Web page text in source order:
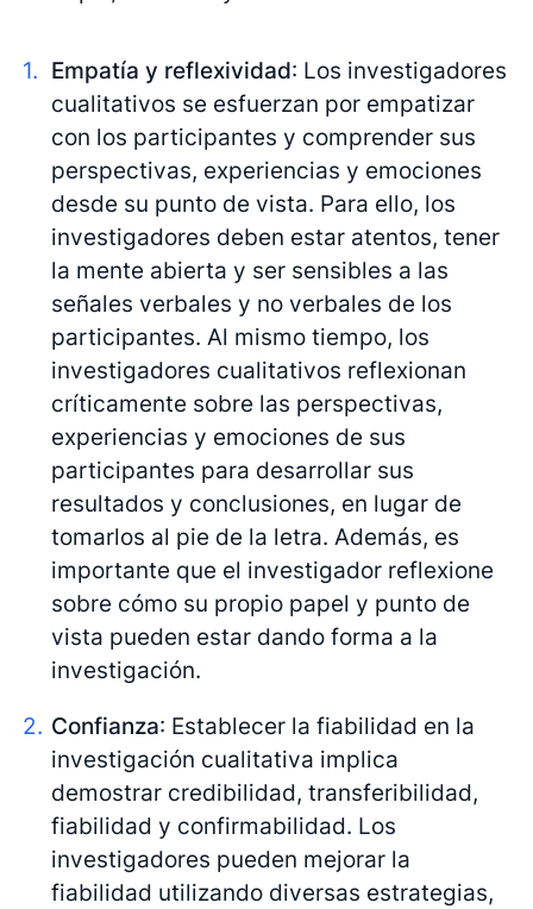
Empatía y reflexividad: Los investigadores
cualitativos se esfuerzan por empatizar
con los participantes y comprender sus
perspectivas, experiencias y emociones
desde su punto de vista. Para ello, los
investigadores deben estar atentos, tener
la mente abierta y ser sensibles a las
señales verbales y no verbales de los
participantes. Al mismo tiempo, los
investigadores cualitativos reflexionan
críticamente sobre las perspectivas,
experiencias y emociones de sus
participantes para desarrollar sus
resultados y conclusiones, en lugar de
tomarlos al pie de la letra. Además, es
importante que el investigador reflexione
sobre cómo su propio papel y punto de
vista pueden estar dando forma a la
investigación.
Confianza: Establecer la fiabilidad en la
investigación cualitativa implica
demostrar credibilidad, transferibilidad,
fiabilidad y confirmabilidad. Los
investigadores pueden mejorar la
fiabilidad utilizando diversas estrategias,